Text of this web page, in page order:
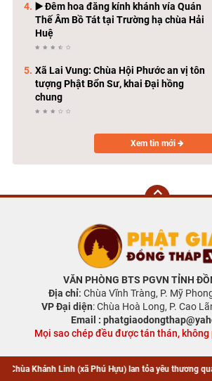
▶️ Đêm hoa đăng kính khánh vía Quán
Thế Âm Bồ Tát tại Trường hạ chùa Hải
Huệ
Xã Lai Vung: Chùa Hội Phước an vị tôn
tượng Phật Bổn Sư, khai Đại hồng
chung
Xem tin mới
VĂN PHÒNG BTS PGVN TỈNH
Địa chỉ: Chùa Vĩnh Tràng, P. Mỹ
VP Đại diện: Chùa Hoà Long, P. Cao
Email :
Mọi sao chép đều được tán thán, không
Follow Us
Trang chủ Giới thiệu youtube
Phú Hựu) lan tỏa yêu thương qua lễ phóng sanh và
Phú Hựu) lan tỏa yêu thương qua lễ phóng sanh và